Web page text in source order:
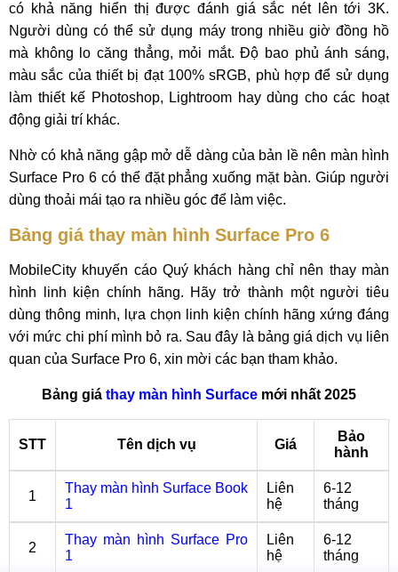
có khả năng hiển thị được đánh giá sắc nét lên tới 3K.
Người dùng có thể sử dụng máy trong nhiều giờ đồng hồ
mà không lo căng thẳng, mỏi mắt. Độ bao phủ ánh sáng,
màu sắc của thiết bị đạt 100% sRGB, phù hợp để sử dụng
làm thiết kế Photoshop, Lightroom hay dùng cho các hoạt
động giải trí khác.
Nhờ có khả năng gập mở dễ dàng của bản lề nên màn hình
Surface Pro 6 có thể đặt phẳng xuống mặt bàn. Giúp người
dùng thoải mái tạo ra nhiều góc để làm việc.
Bảng giá thay màn hình Surface Pro 6
MobileCity khuyến cáo Quý khách hàng chỉ nên thay màn
hình linh kiện chính hãng. Hãy trở thành một người tiêu
dùng thông minh, lựa chọn linh kiện chính hãng xứng đáng
với mức chi phí mình bỏ ra. Sau đây là bảng giá dịch vụ liên
quan của Surface Pro 6, xin mời các bạn tham khảo.
Bảng giá thay màn hình Surface mới nhất 2025
STT Tên dịch vụ Giá
Bảo
hành
1
Thay màn hình Surface Book
1
Liên
hệ
6-12
tháng
2
Thay màn hình Surface Pro
1
Liên
hệ
6-12
tháng